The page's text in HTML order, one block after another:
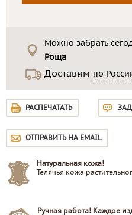
Можно забрать
Роща
Доставим по
РАСПЕЧАТАТЬ
ОТПРАВИТЬ НА EMAIL
Натуральная кожа!
Телячья кожа
Ручная работа! Каждое